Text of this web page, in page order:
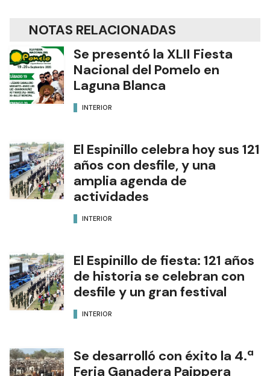
NOTAS RELACIONADAS
Se presentó la XLII Fiesta
Nacional del Pomelo en
Laguna Blanca
INTERIOR
El Espinillo celebra hoy sus 121
años con desfile, y una
amplia agenda de
actividades
INTERIOR
El Espinillo de fiesta: 121 años
de historia se celebran con
desfile y un gran festival
INTERIOR
Se desarrolló con éxito la 4.ª
Feria Ganadera Paippera